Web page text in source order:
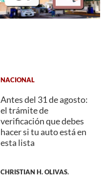
NACIONAL
Antes del 31 de agosto:
el trámite de
verificación que debes
hacer si tu auto está en
esta lista
CHRISTIAN H. OLIVAS.